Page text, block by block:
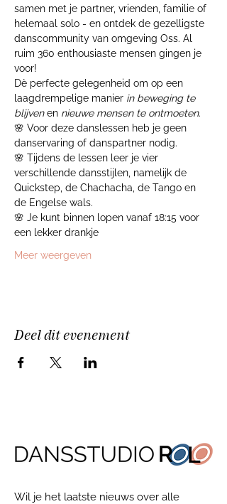
samen met je partner, vrienden, familie of
helemaal solo - en ontdek de gezelligste
danscommunity van omgeving Oss. Al
ruim 360 enthousiaste mensen gingen je
voor!
Dè perfecte gelegenheid om op een
laagdrempelige manier in beweging te
blijven en nieuwe mensen te ontmoeten.
🌸 Voor deze danslessen heb je geen
danservaring of danspartner nodig.
🌸 Tijdens de lessen leer je vier
verschillende dansstijlen, namelijk de
Quickstep, de Chachacha, de Tango en
de Engelse wals.
🌸 Je kunt binnen lopen vanaf 18:15 voor
een lekker drankje
Meer weergeven
Deel dit evenement
Wil je het laatste nieuws over alle